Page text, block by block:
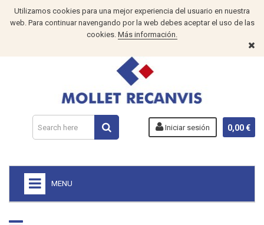
Utilizamos cookies para una mejor experiencia del usuario en nuestra
web. Para continuar navengando por la web debes aceptar el uso de las
cookies. Más información.
0,00 €
Iniciar sesión
MENU